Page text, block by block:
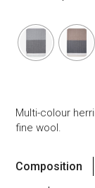
Multi-colour
fine wool.
Composition